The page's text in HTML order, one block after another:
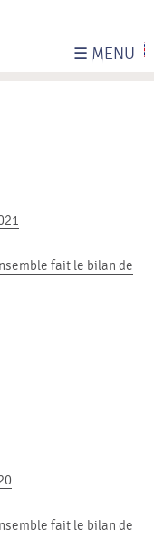
☰ MENU
fait le bilan de
fait le bilan de